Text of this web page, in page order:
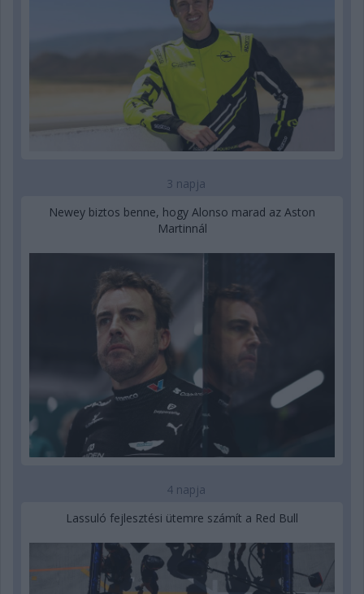
3 napja
Newey biztos benne, hogy Alonso marad az Aston
Martinnál
4 napja
Lassuló fejlesztési ütemre számít a Red Bull